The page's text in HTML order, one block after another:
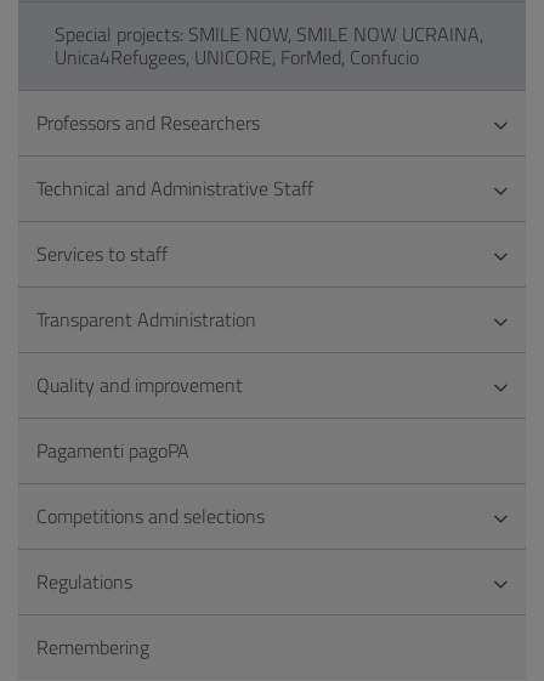
Special projects: SMILE NOW, SMILE NOW UCRAINA,
Unica4Refugees, UNICORE, ForMed, Confucio
Professors and Researchers
Technical and Administrative Staff
Services to staff
Transparent Administration
Quality and improvement
Pagamenti pagoPA
Competitions and selections
Regulations
Remembering